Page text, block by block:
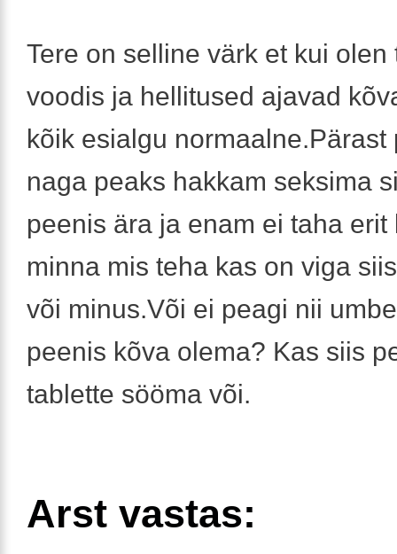
Tere on selline värk et kui olen
voodis ja hellitused ajavad
kõik esialgu normaalne.Pärast
naga peaks hakkam seksima
peenis ära ja enam ei taha erit
minna mis teha kas on viga
või minus.Või ei peagi nii
peenis kõva olema? Kas siis
tablette sööma või.
Arst vastas: